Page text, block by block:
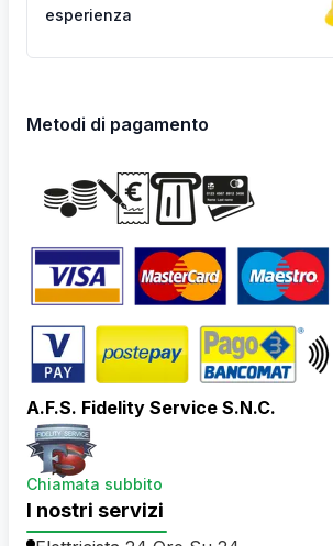
esperienza
Metodi di pagamento
A.F.S. Fidelity Service S.N.C.
Chiamata subbito
I nostri servizi